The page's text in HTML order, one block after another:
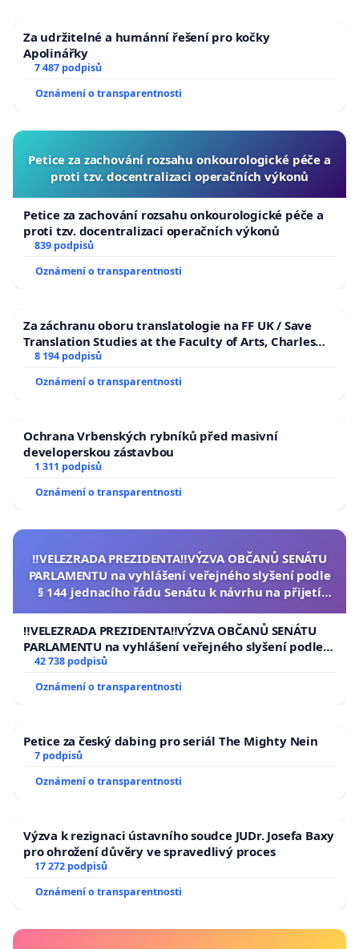
Za udržitelné a humánní řešení pro kočky
Apolinářky
7 487 podpisů
Oznámení o transparentnosti
Petice za zachování rozsahu onkourologické péče a
proti tzv. docentralizaci operačních výkonů
Petice za zachování rozsahu onkourologické péče a
proti tzv. docentralizaci operačních výkonů
839 podpisů
Oznámení o transparentnosti
Za záchranu oboru translatologie na FF UK / Save
Translation Studies at the Faculty of Arts, Charles
University
8 194 podpisů
Oznámení o transparentnosti
Ochrana Vrbenských rybníků před masivní
developerskou zástavbou
1 311 podpisů
Oznámení o transparentnosti
‼️VELEZRADA PREZIDENTA‼️VÝZVA OBČANŮ SENÁTU
PARLAMENTU na vyhlášení veřejného slyšení podle
§ 144 jednacího řádu Senátu k návrhu na přijetí
republiky
‼️VELEZRADA PREZIDENTA‼️VÝZVA OBČANŮ SENÁTU
PARLAMENTU na vyhlášení veřejného slyšení podle §
144 jednacího řádu Senátu k návrhu na přijetí
usnesení k podání ústavní žaloby na prezidenta
republiky
42 738 podpisů
Oznámení o transparentnosti
Petice za český dabing pro seriál The Mighty Nein
7 podpisů
Oznámení o transparentnosti
Výzva k rezignaci ústavního soudce JUDr. Josefa Baxy
pro ohrožení důvěry ve spravedlivý proces
17 272 podpisů
Oznámení o transparentnosti